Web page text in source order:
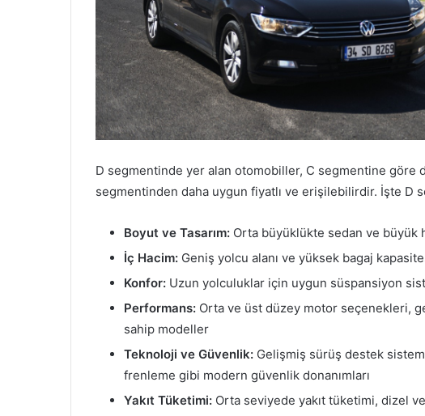
D segmentinde yer alan otomobiller, C segmentine göre
segmentinden daha uygun fiyatlı ve erişilebilirdir. İşte D
Boyut ve Tasarım: Orta büyüklükte sedan ve büyük
İç Hacim: Geniş yolcu alanı ve yüksek bagaj
Konfor: Uzun yolculuklar için uygun süspansiyon
Performans: Orta ve üst düzey motor seçenekleri,
sahip modeller
Teknoloji ve Güvenlik: Gelişmiş sürüş destek
frenleme gibi modern güvenlik donanımları
Yakıt Tüketimi: Orta seviyede yakıt tüketimi, dizel